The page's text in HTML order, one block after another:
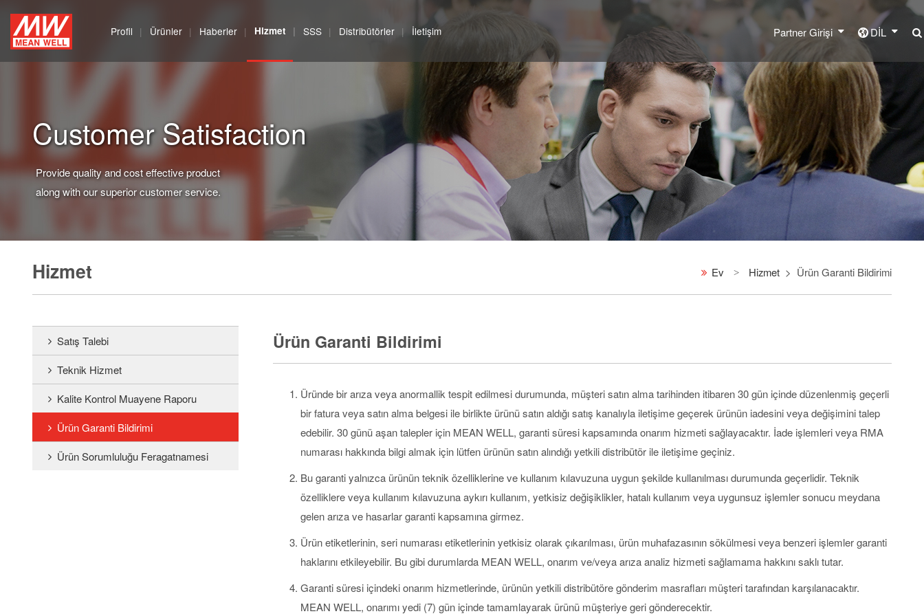
MEAN
WELL
Enterprises
Co.,
Ltd.
Profil Ürünler Haberler Hizmet SSS Distribütörler İletişim Partner Girişi DİL
Customer Satisfaction
Provide quality and cost effective product
along with our superior customer service.
Hizmet Ev Hizmet Ürün Garanti Bildirimi
Satış Talebi
Teknik Hizmet
Kalite Kontrol Muayene Raporu
Ürün Garanti Bildirimi
Ürün Sorumluluğu Feragatnamesi
Ürün Garanti Bildirimi
Üründe bir arıza veya anormallik tespit edilmesi durumunda, müşteri satın alma tarihinden itibaren 30 gün içinde düzenlenmiş geçerli
bir fatura veya satın alma belgesi ile birlikte ürünü satın aldığı satış kanalıyla iletişime geçerek ürünün iadesini veya değişimini talep
edebilir. 30 günü aşan talepler için MEAN WELL, garanti süresi kapsamında onarım hizmeti sağlayacaktır. İade işlemleri veya RMA
numarası hakkında bilgi almak için lütfen ürünün satın alındığı yetkili distribütör ile iletişime geçiniz.
Bu garanti yalnızca ürünün teknik özelliklerine ve kullanım kılavuzuna uygun şekilde kullanılması durumunda geçerlidir. Teknik
özelliklere veya kullanım kılavuzuna aykırı kullanım, yetkisiz değişiklikler, hatalı kullanım veya uygunsuz işlemler sonucu meydana
gelen arıza ve hasarlar garanti kapsamına girmez.
Ürün etiketlerinin, seri numarası etiketlerinin yetkisiz olarak çıkarılması, ürün muhafazasının sökülmesi veya benzeri işlemler garanti
haklarını etkileyebilir. Bu gibi durumlarda MEAN WELL, onarım ve/veya arıza analiz hizmeti sağlamama hakkını saklı tutar.
Garanti süresi içindeki onarım hizmetlerinde, ürünün yetkili distribütöre gönderim masrafları müşteri tarafından karşılanacaktır.
MEAN WELL, onarımı yedi (7) gün içinde tamamlayarak ürünü müşteriye geri gönderecektir.